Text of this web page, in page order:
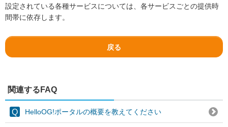
設定されている各種サービスについては、各サービスごとの提供時
間帯に依存します。
戻る
関連するFAQ
HelloOG!ポータルの概要を教えてください